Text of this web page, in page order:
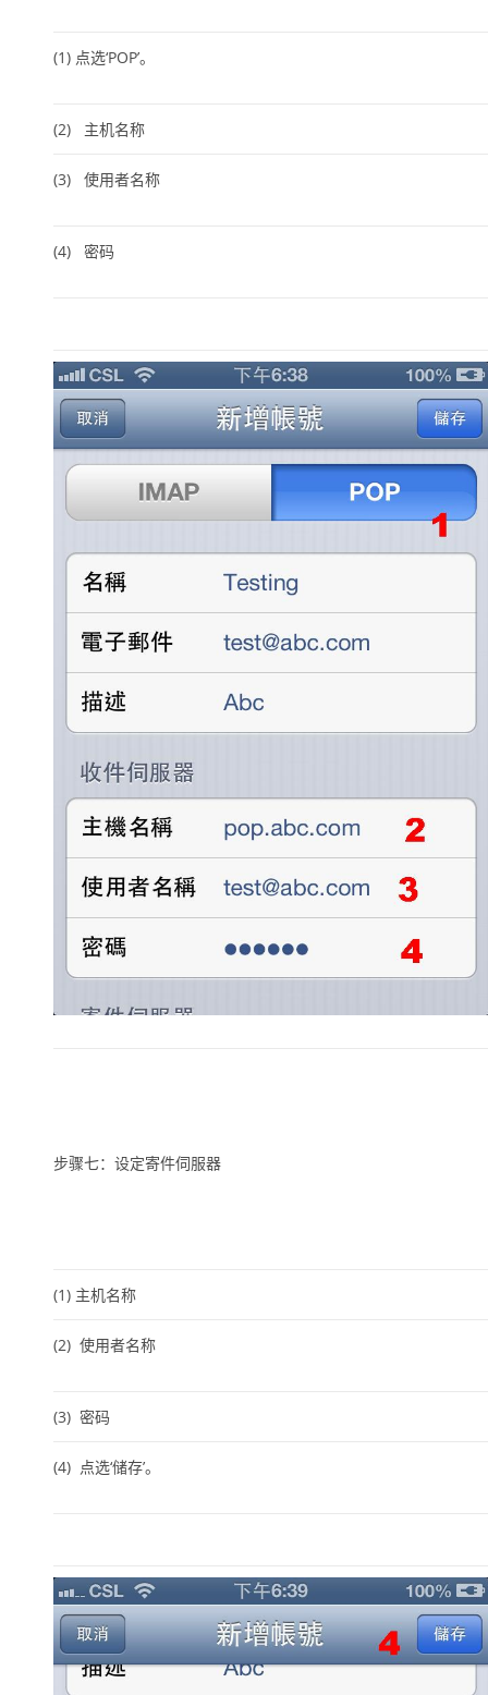
(1) 点选‘POP’。
(2) 主机名称
(3) 使用者名称
(4) 密码
步骤七：设定寄件伺服器
(1) 主机名称
(2) 使用者名称
(3) 密码
(4) 点选‘储存’。